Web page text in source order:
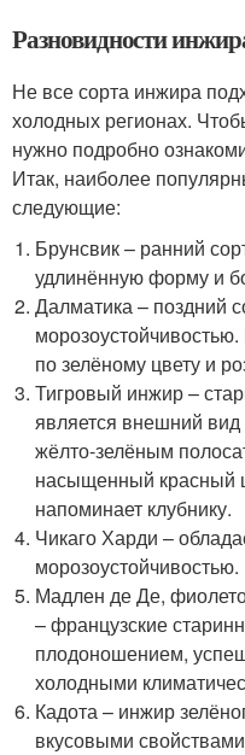
Разновидности
Не все сорта инжира
холодных регионах.
нужно подробно
Итак, наиболее
следующие:
Брунсвик – ранний
удлинённую форму и
Далматика – поздний
по зелёному цвету и
Тигровый инжир –
является внешний
жёлто-зелёным
насыщенный красный
напоминает клубнику.
Чикаго Харди –
морозоустойчивостью.
Мадлен де Де,
– французские
плодоношением,
холодными
Кадота – инжир
вкусовыми